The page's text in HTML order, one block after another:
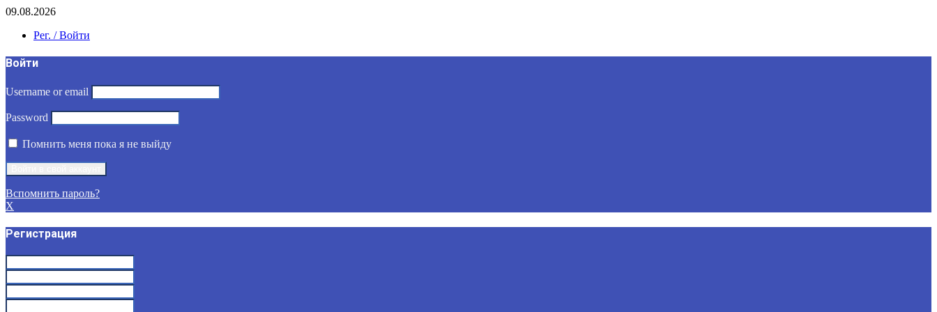
09.08.2026
Рег. / Войти
Войти
Username or email
Password
Помнить меня пока я не выйду
Вспомнить пароль?
X
Регистрация